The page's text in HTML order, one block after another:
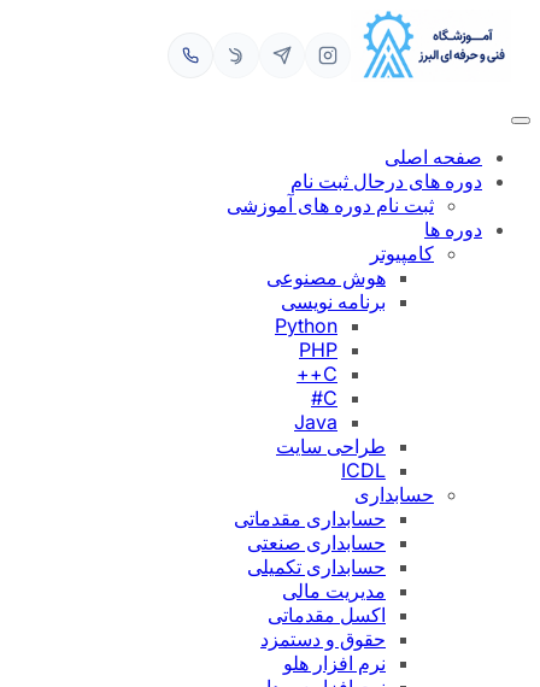
محتوا
صفحه اصلی
دوره های درحال ثبت نام
ثبت نام دوره های آموزشی
دوره ها
کامپیوتر
هوش مصنوعی
برنامه نویسی
Python
PHP
C++
C#
Java
طراحی سایت
ICDL
حسابداری
حسابداری مقدماتی
حسابداری صنعتی
حسابداری تکمیلی
مدیریت مالی
اکسل مقدماتی
حقوق و دستمزد
نرم افزار هلو